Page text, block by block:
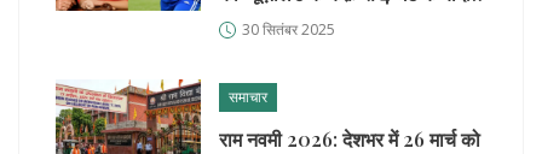
निकाल दिया गया
30 सितंबर 2025
समाचार
राम नवमी 2026: देशभर में 26 मार्च को